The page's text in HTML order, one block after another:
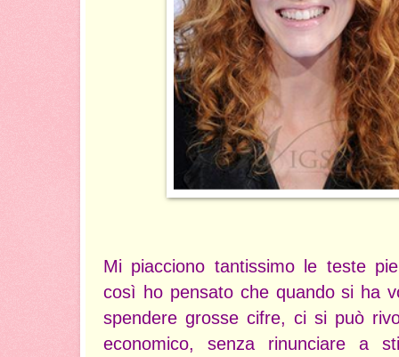
Mi piacciono tantissimo le teste
così ho pensato che quando si ha
spendere grosse cifre, ci si può
economico, senza rinunciare a